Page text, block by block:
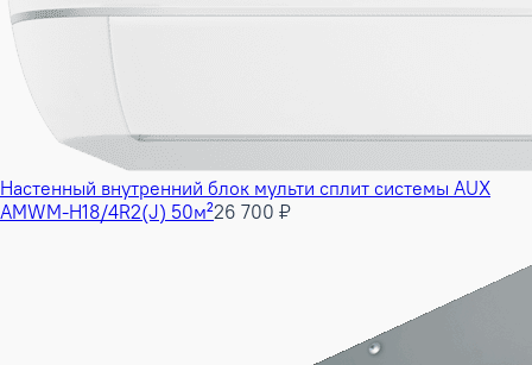
Настенный внутренний блок мульти сплит системы AUX
AMWM-H18/4R2(J) 50м²26 700 ₽